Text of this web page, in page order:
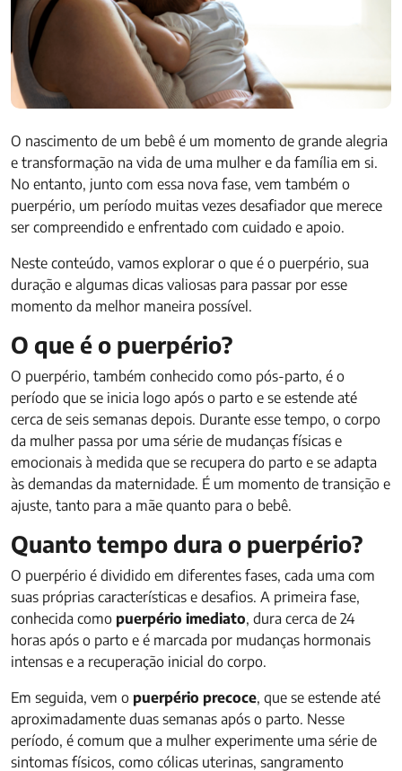
O nascimento de um bebê é um momento de grande alegria
e transformação na vida de uma mulher e da família em si.
No entanto, junto com essa nova fase, vem também o
puerpério, um período muitas vezes desafiador que merece
ser compreendido e enfrentado com cuidado e apoio.
Neste conteúdo, vamos explorar o que é o puerpério, sua
duração e algumas dicas valiosas para passar por esse
momento da melhor maneira possível.
O que é o puerpério?
O puerpério, também conhecido como pós-parto, é o
período que se inicia logo após o parto e se estende até
cerca de seis semanas depois. Durante esse tempo, o corpo
da mulher passa por uma série de mudanças físicas e
emocionais à medida que se recupera do parto e se adapta
às demandas da maternidade. É um momento de transição e
ajuste, tanto para a mãe quanto para o bebê.
Quanto tempo dura o puerpério?
O puerpério é dividido em diferentes fases, cada uma com
suas próprias características e desafios. A primeira fase,
conhecida como puerpério imediato, dura cerca de 24
horas após o parto e é marcada por mudanças hormonais
intensas e a recuperação inicial do corpo.
Em seguida, vem o puerpério precoce, que se estende até
aproximadamente duas semanas após o parto. Nesse
período, é comum que a mulher experimente uma série de
sintomas físicos, como cólicas uterinas, sangramento